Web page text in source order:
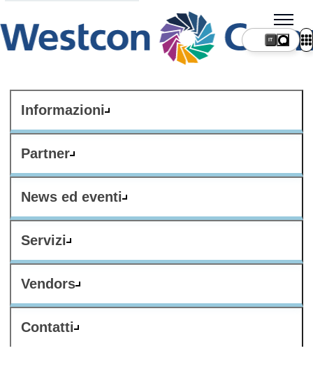
Informazioni
Partner
News ed eventi
Servizi
Vendors
Contatti
IT